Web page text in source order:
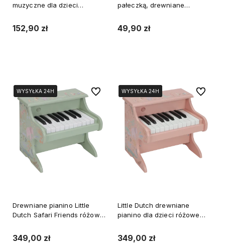
muzyczne dla dzieci
grzechotka, harmonijka
ustna, flet
152,90 zł
pałeczką, drewniane
49,90 zł
WYSYŁKA 24H
WYSYŁKA 24H
Drewniane pianino Little
Dutch Safari Friends różowe,
349,00 zł
Do ulubionychWYSYŁKA 24H
WYSYŁKA 24H
WYSYŁKA 24H
Little Dutch drewniane
pianino dla dzieci różowe
349,00 zł
Do